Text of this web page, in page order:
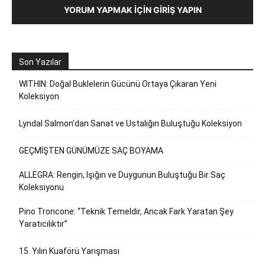
YORUM YAPMAK İÇIN GIRIŞ YAPIN
Son Yazılar
WITHIN: Doğal Buklelerin Gücünü Ortaya Çıkaran Yeni
Koleksiyon
Lyndal Salmon’dan Sanat ve Ustalığın Buluştuğu Koleksiyon
GEÇMİŞTEN GÜNÜMÜZE SAÇ BOYAMA
ALLEGRA: Rengin, Işığın ve Duygunun Buluştuğu Bir Saç
Koleksiyonu
Pino Troncone: “Teknik Temeldir, Ancak Fark Yaratan Şey
Yaratıcılıktır”
15. Yılın Kuaförü Yarışması